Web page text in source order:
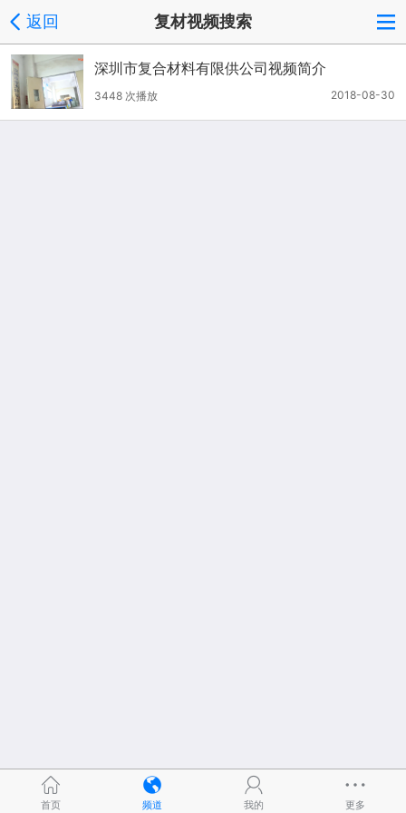
返回 复材视频搜索
深圳市复合材料有限供公司视频简介
2018-08-30
3448 次播放
首页 频道 我的 更多